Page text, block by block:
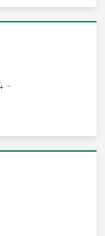
-